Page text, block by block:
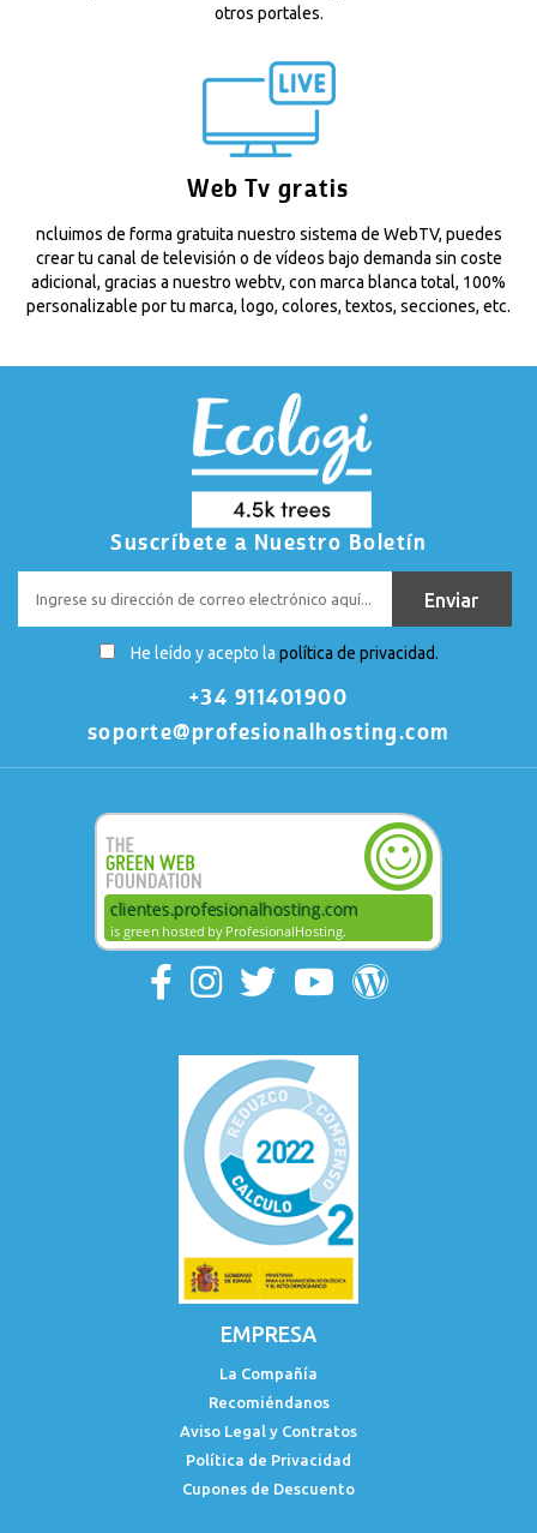
otros portales.
Web Tv gratis
ncluimos de forma gratuita nuestro sistema de WebTV, puedes
crear tu canal de televisión o de vídeos bajo demanda sin coste
adicional, gracias a nuestro webtv, con marca blanca total, 100%
personalizable por tu marca, logo, colores, textos, secciones, etc.
Suscríbete a Nuestro Boletín
He leído y acepto la política de privacidad.
+34 911401900
soporte@profesionalhosting.com
EMPRESA
La Compañía
Recomiéndanos
Aviso Legal y Contratos
Política de Privacidad
Cupones de Descuento